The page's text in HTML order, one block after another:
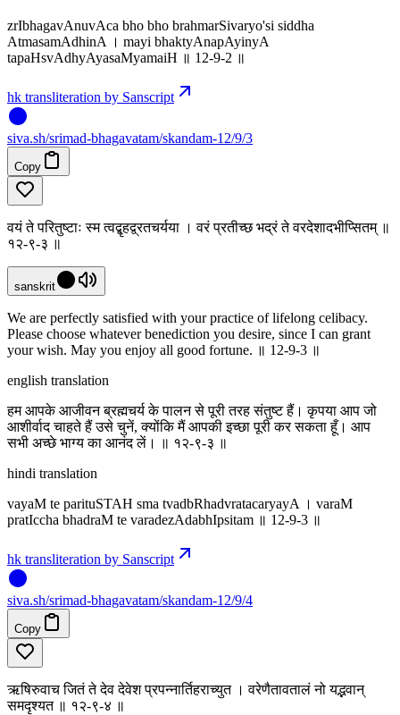
zrIbhagavAnuvAca bho bho brahmarSivaryo'si siddha
AtmasamAdhinA । mayi bhaktyAnapAyinyA
tapaHsvAdhyAyasaMyamaiH ॥ 12-9-2 ॥
hk transliteration by Sanscript
siva.sh/srimad-bhagavatam/skandam-12/9/3
Copy
वयं ते परितुष्टाः स्म त्वद्बृहद्व्रतचर्यया । वरं प्रतीच्छ भद्रं ते वरदेशादभीप्सितम् ॥
१२-९-३ ॥
sanskrit
We are perfectly satisfied with your practice of lifelong celibacy.
Please choose whatever benediction you desire, since I can grant
your wish. May you enjoy all good fortune. ॥ 12-9-3 ॥
english translation
हम आपके आजीवन ब्रह्मचर्य के पालन से पूरी तरह संतुष्ट हैं। कृपया आप जो
आशीर्वाद चाहते हैं उसे चुनें, क्योंकि मैं आपकी इच्छा पूरी कर सकता हूँ। आप
सभी अच्छे भाग्य का आनंद लें। ॥ १२-९-३ ॥
hindi translation
vayaM te parituSTAH sma tvadbRhadvratacaryayA । varaM
pratIccha bhadraM te varadezAdabhIpsitam ॥ 12-9-3 ॥
hk transliteration by Sanscript
siva.sh/srimad-bhagavatam/skandam-12/9/4
Copy
ऋषिरुवाच जितं ते देव देवेश प्रपन्नार्तिहराच्युत । वरेणैतावतालं नो यद्भवान्
समदृश्यत ॥ १२-९-४ ॥